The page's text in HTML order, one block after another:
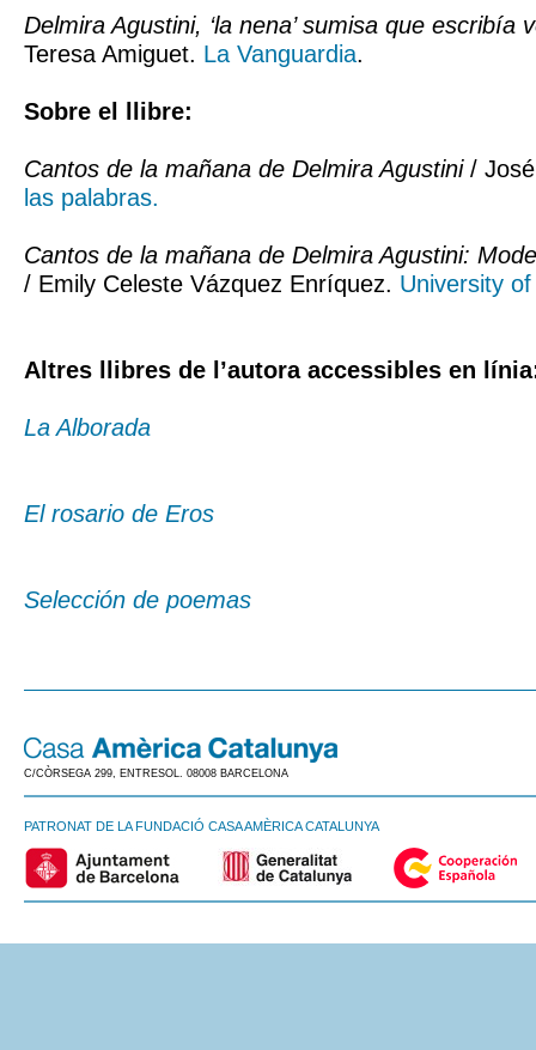
Delmira Agustini, ‘la nena’ sumisa que escribía
Teresa Amiguet. La Vanguardia.
Sobre el llibre:
Cantos de la mañana de Delmira Agustini/
las palabras.
Cantos de la mañana de Delmira Agustini:
/ Emily Celeste Vázquez Enríquez. University
Altres llibres de l’autora accessibles en
La Alborada
El rosario de Eros
Selección de poemas
C/CÒRSEGA 299, ENTRESOL. 08008 BARCELONA
PATRONAT DE LA FUNDACIÓ CASA AMÈRICA CATALUNYA